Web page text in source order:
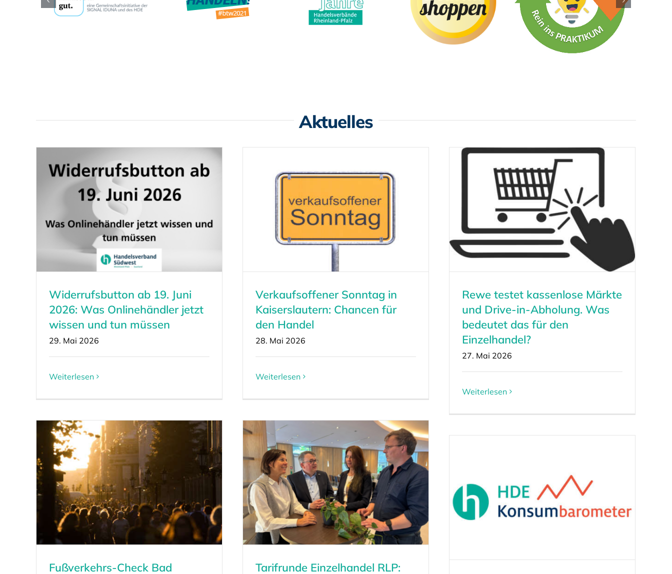
Aktuelles
Widerrufsbutton ab 19. Juni
2026: Was Onlinehändler jetzt
wissen und tun müssen
29. Mai 2026
Weiterlesen
Verkaufsoffener Sonntag in
Kaiserslautern: Chancen für
den Handel
28. Mai 2026
Weiterlesen
Rewe testet kassenlose Märkte
und Drive-in-Abholung. Was
bedeutet das für den
Einzelhandel?
27. Mai 2026
Weiterlesen
Fußverkehrs-Check Bad Tarifrunde Einzelhandel RLP: